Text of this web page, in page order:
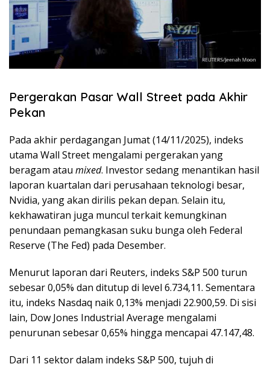
Pergerakan Pasar Wall Street pada Akhir
Pekan
Pada akhir perdagangan Jumat (14/11/2025), indeks
utama Wall Street mengalami pergerakan yang
beragam atau mixed. Investor sedang menantikan hasil
laporan kuartalan dari perusahaan teknologi besar,
Nvidia, yang akan dirilis pekan depan. Selain itu,
kekhawatiran juga muncul terkait kemungkinan
penundaan pemangkasan suku bunga oleh Federal
Reserve (The Fed) pada Desember.
Menurut laporan dari Reuters, indeks S&P 500 turun
sebesar 0,05% dan ditutup di level 6.734,11. Sementara
itu, indeks Nasdaq naik 0,13% menjadi 22.900,59. Di sisi
lain, Dow Jones Industrial Average mengalami
penurunan sebesar 0,65% hingga mencapai 47.147,48.
Dari 11 sektor dalam indeks S&P 500, tujuh di